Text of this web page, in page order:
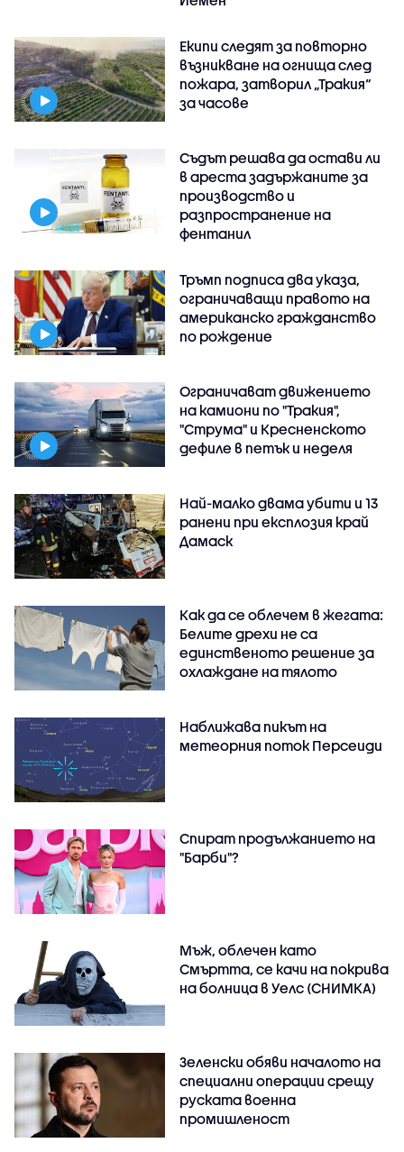
Екипи следят за повторно
възникване на огнища след
пожара, затворил „Тракия“
за часове
Съдът решава да остави ли
в ареста задържаните за
производство и
разпространение на
фентанил
Тръмп подписа два указа,
ограничаващи правото на
американско гражданство
по рождение
Ограничават движението
на камиони по "Тракия",
"Струма" и Кресненското
дефиле в петък и неделя
Най-малко двама убити и 13
ранени при експлозия край
Дамаск
Как да се облечем в жегата:
Белите дрехи не са
единственото решение за
охлаждане на тялото
Наближава пикът на
метеорния поток Персеиди
Спират продължанието на
"Барби"?
Мъж, облечен като
Смъртта, се качи на покрива
на болница в Уелс (СНИМКА)
Зеленски обяви началото на
специални операции срещу
руската военна
промишленост